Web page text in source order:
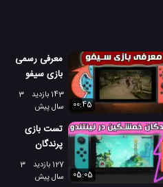
معرفی رسمی
بازی سیفو
برای کنسول
نینتندو سوییچ
143 بازدید
3
سال پیش
00:45
تست بازی
پرندگان
خشمگین 2، بر
روی کنسول
127 بازدید
3
سال پیش
05:05